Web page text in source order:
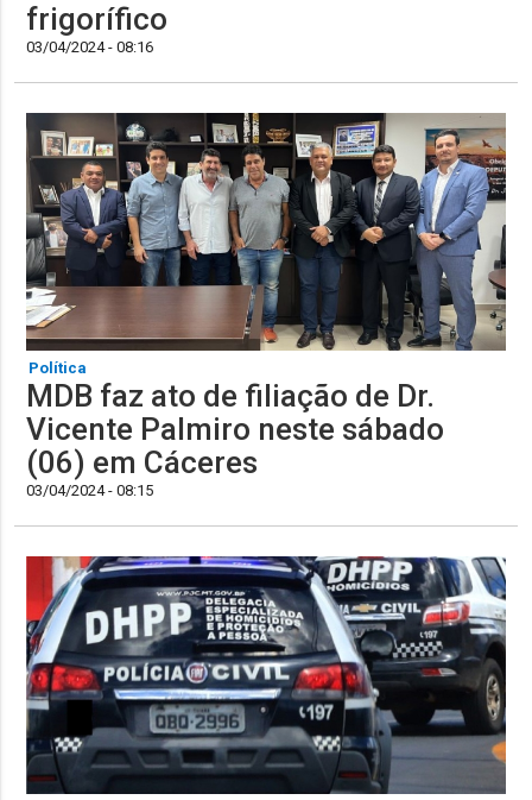
frigorífico
03/04/2024 - 08:16
Política
MDB faz ato de filiação de Dr.
Vicente Palmiro neste sábado
(06) em Cáceres
03/04/2024 - 08:15